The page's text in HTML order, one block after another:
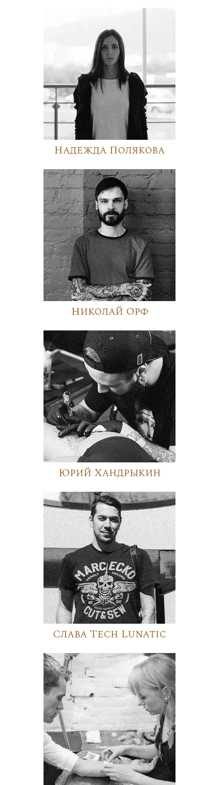
Надежда Полякова
Николай Орф
Юрий Хандрыкин
Слава Tech Lunatic